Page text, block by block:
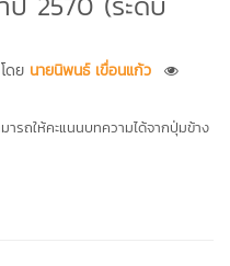
โดย นายนิพนธ์ เขื่อนแก้ว
ารถให้คะแนนบทความได้จากปุ่มข้าง